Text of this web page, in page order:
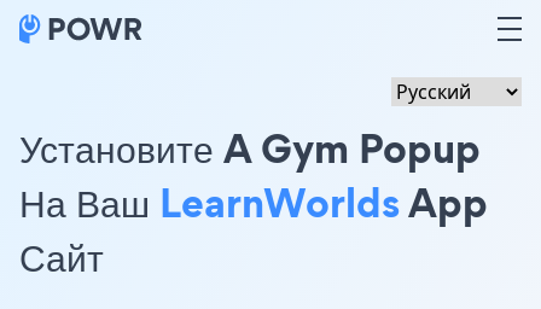
Установите A Gym Popup
На Ваш LearnWorldsApp
Сайт